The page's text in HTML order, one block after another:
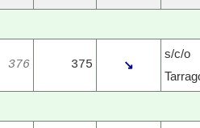
376 375 ↘
s/c/o